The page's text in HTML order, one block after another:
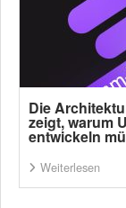
Die
zeigt, warum
entwickeln
Weiterlesen